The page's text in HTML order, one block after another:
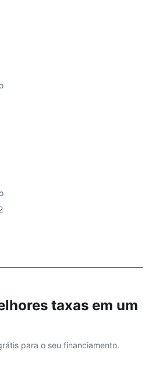
taxas em um
para o seu financiamento.